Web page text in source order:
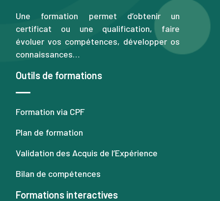
Une formation permet d’obtenir un
certificat ou une qualification, faire
évoluer vos compétences, développer os
connaissances…
Outils de formations
Formation via CPF
Plan de formation
Validation des Acquis de l’Expérience
Bilan de compétences
Formations interactives